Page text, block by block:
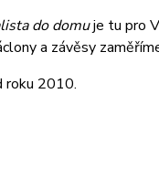
do domuje tu pro
a závěsy
roku 2010.